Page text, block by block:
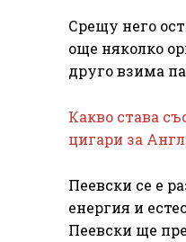
Срещу него
още няколко
друго взима
Какво става
цигари за
Пеевски се е
енергия и
Пеевски ще